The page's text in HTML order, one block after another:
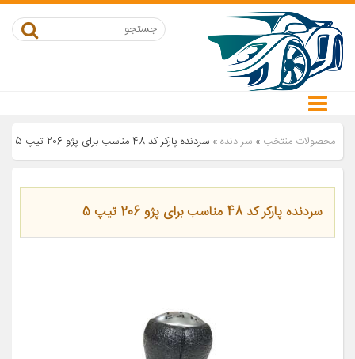
محصولات منتخب » سر دنده» سردنده پارکر کد 48 مناسب برای پژو 206 تیپ 5
سردنده پارکر کد 48 مناسب برای پژو 206 تیپ 5